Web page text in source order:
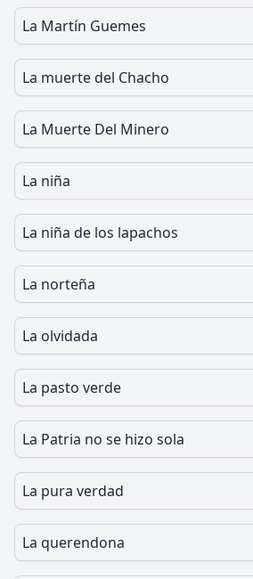
La Martín Guemes
La muerte del Chacho
La Muerte Del Minero
La niña
La niña de los lapachos
La norteña
La olvidada
La pasto verde
La Patria no se hizo sola
La pura verdad
La querendona